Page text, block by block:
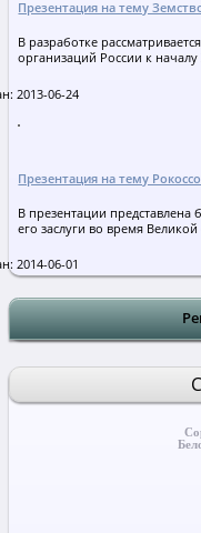
Презентация на тему
В разработке
организаций России к началу
2013-06-24
Презентация на тему
В презентации представлена
его заслуги во время
2014-06-01